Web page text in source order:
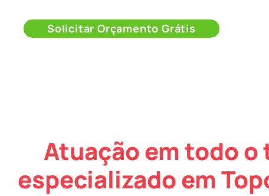
Solicitar Orçamento Grátis
Atuação em todo
especializado em